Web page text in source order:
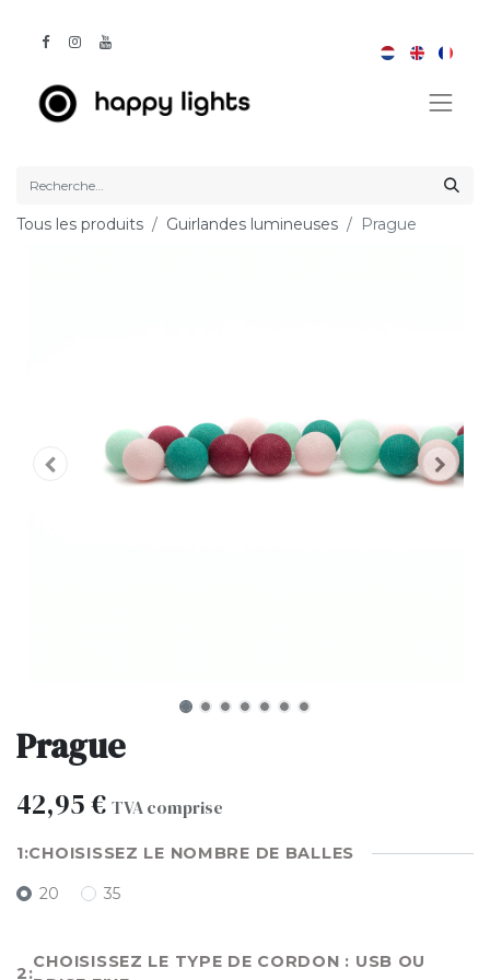
Tous les produits Guirlandes lumineuses Prague
Prague
42,95€ TVA comprise
CHOISISSEZ LE NOMBRE DE BALLES
20 35
CHOISISSEZ LE TYPE DE CORDON : USB OU